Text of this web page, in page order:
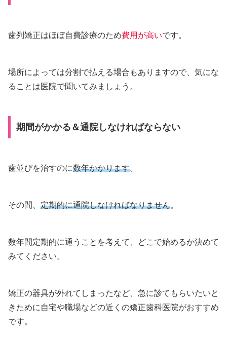
歯列矯正はほぼ自費診療のため費用が高いです。
場所によっては分割で払える場合もありますので、気にな
ることは医院で聞いてみましょう。
期間がかかる＆通院しなければならない
歯並びを治すのに数年かかります。
その間、 定期的に通院しなければなりません。
数年間定期的に通うことを考えて、どこで始めるか決めて
みてください。
矯正の器具が外れてしまったなど、急に診てもらいたいと
きために自宅や職場などの近くの矯正歯科医院がおすすめ
です。